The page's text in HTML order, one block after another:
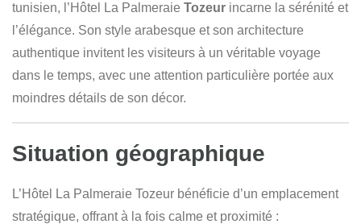
tunisien, l’Hôtel La Palmeraie Tozeur incarne la sérénité et
l’élégance. Son style arabesque et son architecture
authentique invitent les visiteurs à un véritable voyage
dans le temps, avec une attention particulière portée aux
moindres détails de son décor.
Situation géographique
L’Hôtel La Palmeraie Tozeur bénéficie d’un emplacement
stratégique, offrant à la fois calme et proximité :